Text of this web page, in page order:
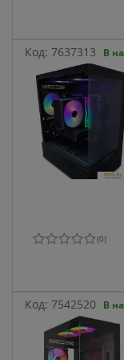
Код: 7637313 В
(0)
Код: 7542520 В